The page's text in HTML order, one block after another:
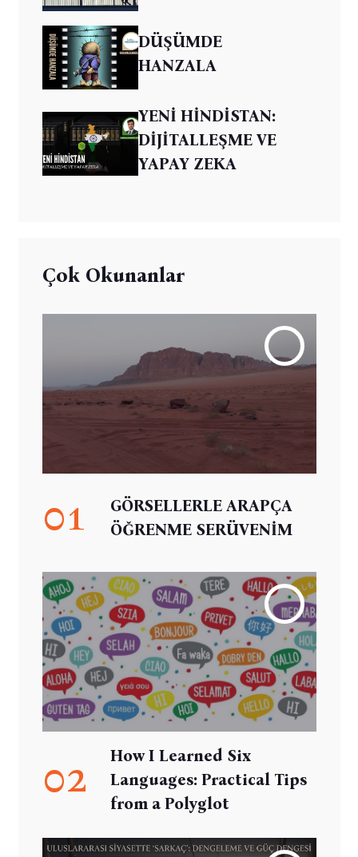
DÜŞÜMDE
HANZALA
YENİ HİNDİSTAN:
DİJİTALLEŞME VE
YAPAY ZEKA
Çok Okunanlar
01
GÖRSELLERLE ARAPÇA
ÖĞRENME SERÜVENİM
02
How I Learned Six
Languages: Practical Tips
from a Polyglot